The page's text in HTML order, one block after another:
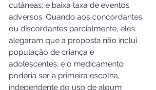
cutâneas; e baixa taxa de eventos
adversos. Quando aos concordantes
ou discordantes parcialmente, eles
alegaram que a proposta não inclui
população de criança e
adolescentes; e o medicamento
poderia ser a primeira escolha,
independente do uso de algum